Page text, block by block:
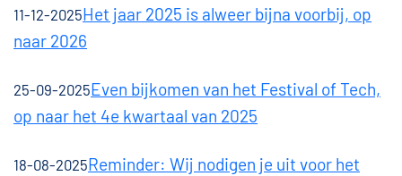
11-12-2025Het jaar 2025 is alweer bijna voorbij, op
naar 2026
25-09-2025Even bijkomen van het Festival of Tech,
op naar het 4e kwartaal van 2025
18-08-2025Reminder: Wij nodigen je uit voor het